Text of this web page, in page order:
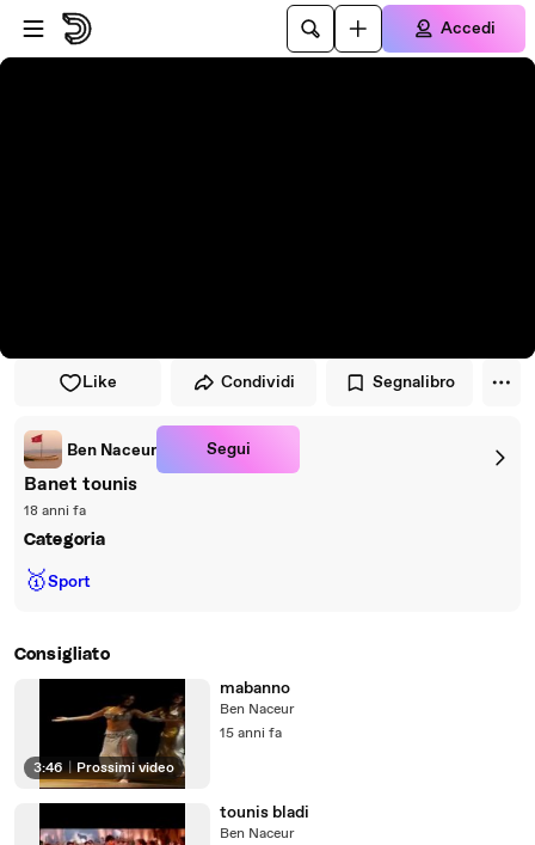
Vai al lettore
Passa al contenuto principale
Accedi
Like Condividi Segnalibro
Ben Naceur Segui
Banet tounis
18 anni fa
Categoria
🥇Sport
Consigliato
3:46 | Prossimi video
mabanno
Ben Naceur
15 anni fa
tounis bladi
Ben Naceur